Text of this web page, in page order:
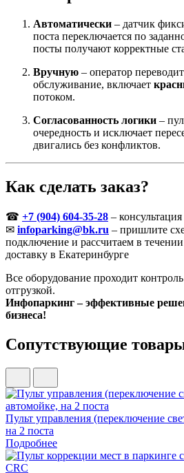
Автоматически – датчик
поста переключается по
посты получают корректные
Вручную – оператор
обслуживание, включает
потоком.
Согласованность логики –
очередность и исключает
двигались без конфликтов.
Как сделать заказ?
☎ +7 (904) 604-35-28 –
✉ infoparking@bk.ru – пришлите
подключение и рассчитаем в
доставку в Екатеринбурге
Все оборудование проходит контроль
отгрузкой.
Инфопаркинг – эффективные
бизнеса!
Сопутствующие
Пульт управления (переключение
на 2 поста
Подробнее